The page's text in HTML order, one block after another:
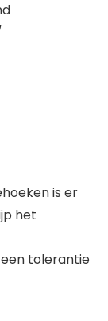
is er
het
tolerantie